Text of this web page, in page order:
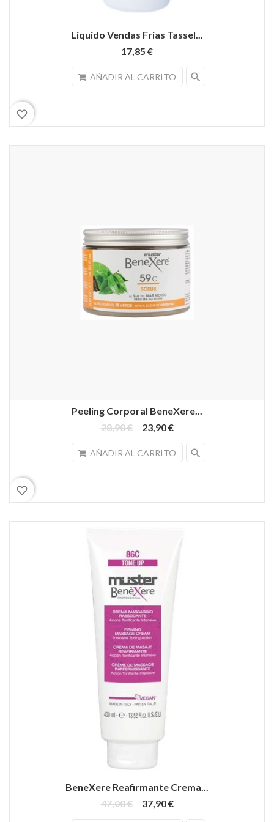
Liquido Vendas Frias Tassel...
17,85 €
AÑADIR AL CARRITO search
favorite_border
Peeling Corporal BeneXere...
28,90 €
23,90 €
AÑADIR AL CARRITO search
favorite_border
BeneXere Reafirmante Crema...
47,00 €
37,90 €